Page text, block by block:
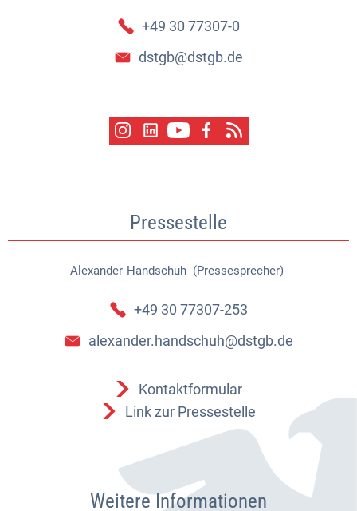
+49 30 77307-0
dstgb@dstgb.de
Pressestelle
Alexander Handschuh (Pressesprecher)
Alexander Handschuh
+49 30 77307-253
alexander.handschuh@dstgb.de
Kontaktformular
Link zur Pressestelle
Weitere Informationen